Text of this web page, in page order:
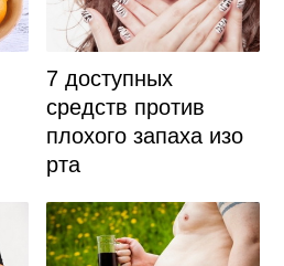
7 доступных
средств против
плохого запаха изо
рта